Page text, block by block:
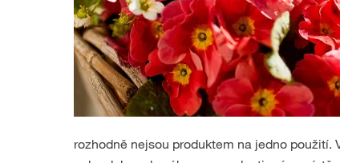
rozhodně nejsou produktem na jedno